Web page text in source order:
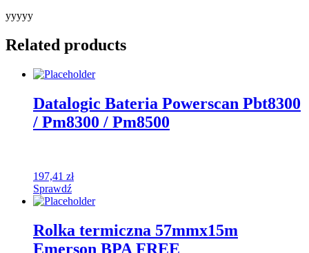
yyyyy
Related products
Datalogic Bateria Powerscan Pbt8300
/ Pm8300 / Pm8500
197,41 zł
Sprawdź
Rolka termiczna 57mmx15m
Emerson BPA FREE